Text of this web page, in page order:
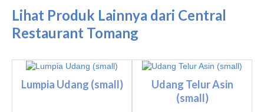
Lihat Produk Lainnya dari Central
Restaurant Tomang
Lumpia Udang (small)
Udang Telur Asin
(small)